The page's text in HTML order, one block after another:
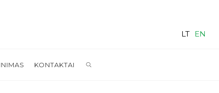
LT EN
KONTAKTAI